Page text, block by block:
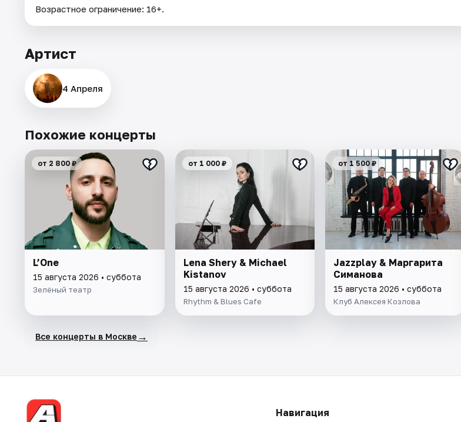
Возрастное ограничение: 16+.
Артист
4 Апреля
Похожие концерты
от 2 800 ₽
L’One
15 августа 2026 • суббота
Зелёный театр
от 1 000 ₽
Lena Shery & Michael
Kistanov
15 августа 2026 • суббота
Rhythm & Blues Cafe
от 1 500 ₽
Jazzplay & Маргарита
Симанова
15 августа 2026 • суббота
Клуб Алексея Козлова
Все концерты в Москве →
Навигация